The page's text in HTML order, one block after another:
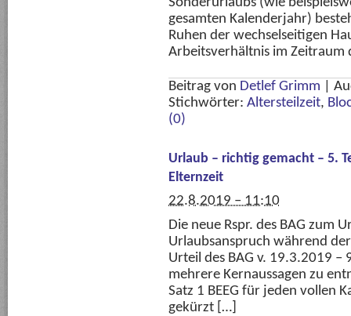
gesamten Kalenderjahr)
Ruhen der wechselseitigen
Arbeitsverhältnis im
Beitrag von Detlef Grimm
Stichwörter: Altersteilzeit,
(0)
Urlaub – richtig gemacht – 5.
Elternzeit
22.8.2019 – 11:10
Die neue Rspr. des BAG zum
Urlaubsanspruch während
Urteil des BAG v. 19.3.2019 –
mehrere Kernaussagen zu
Satz 1 BEEG für jeden vollen
gekürzt […]